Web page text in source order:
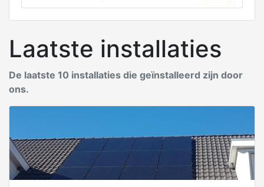
Laatste installaties
De laatste 10 installaties die geïnstalleerd zijn door
ons.